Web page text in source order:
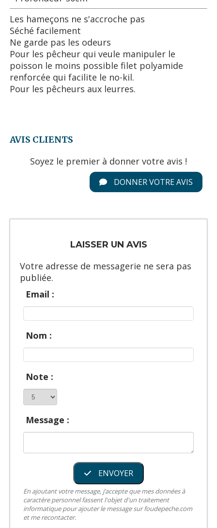
Les hameçons ne s'accroche pas
Séché facilement
Ne garde pas les odeurs
Pour les pêcheur qui veule manipuler le
poisson le moins possible filet polyamide
renforcée qui facilite le no-kil.
Pour les pêcheurs aux leurres.
AVIS CLIENTS
Soyez le premier à donner votre avis !
DONNER VOTRE AVIS
LAISSER UN AVIS
Votre adresse de messagerie ne sera pas
publiée.
Email :
Nom :
Note :
Message :
ENVOYER
En ajoutant votre message, j’accepte que mes données à
caractère personnel fassent l'objet d'un traitement
informatique pour ajouter le message sur foudepeche.com
et me recontacter.